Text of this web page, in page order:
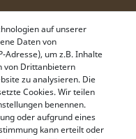
auf unserer
Daten von
Adresse), um z.B. Inhalte
von Drittanbietern
zu analysieren. Die
Cookies. Wir teilen
benennen.
oder aufgrund eines
kann erteilt oder